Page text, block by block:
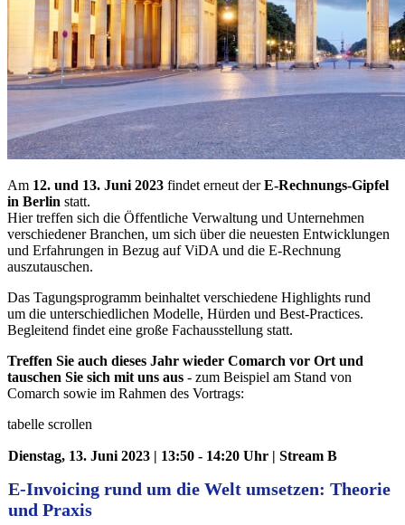
Am 12. und 13. Juni 2023 findet erneut derE-Rechnungs-Gipfel
in Berlin statt.
Hier treffen sich die Öffentliche Verwaltung und Unternehmen
verschiedener Branchen, um sich über die neuesten Entwicklungen
und Erfahrungen in Bezug auf ViDA und die E-Rechnung
auszutauschen.
Das Tagungsprogramm beinhaltet verschiedene Highlights rund
um die unterschiedlichen Modelle, Hürden und Best-Practices.
Begleitend findet eine große Fachausstellung statt.
Treffen Sie auch dieses Jahr wieder Comarch vor Ort und
tauschen Sie sich mit uns aus - zum Beispiel am Stand von
Comarch sowie im Rahmen des Vortrags:
tabelle scrollen
Dienstag, 13. Juni 2023 | 13:50 - 14:20 Uhr | Stream B
E-Invoicing rund um die Welt umsetzen: Theorie
und Praxis